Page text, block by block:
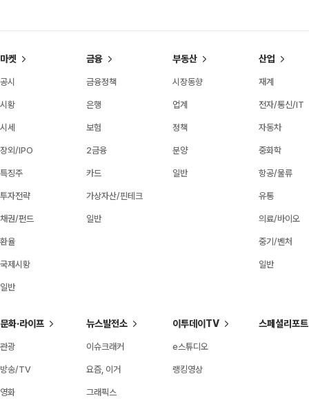
마켓
공시
시황
시세
장외/IPO
특징주
투자전략
채권/펀드
환율
국제시황
일반
금융
금융정책
은행
보험
2금융
카드
가상자산/핀테크
일반
부동산
시장동향
업계
정책
분양
일반
산업
재계
전자/통신/IT
자동차
중화학
항공/물류
유통
의료/바이오
중기/벤처
일반
문화·라이프
관광
방송/TV
영화
뉴스발전소
이슈크래커
요즘, 이거
그래픽스
이투데이TV
e스튜디오
랭킹영상
스페셜리포트